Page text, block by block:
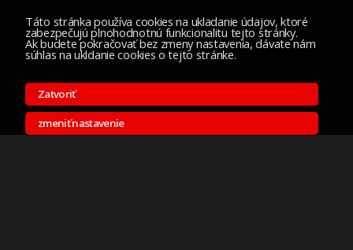
Táto stránka používa cookies na ukladanie údajov, ktoré
zabezpečujú plnohodnotnú funkcionalitu tejto stránky.
Ak budete pokračovať bez zmeny nastavenia, dávate nám
súhlas na ukldanie cookies o tejto stránke.
Zatvoriť
zmeniť nastavenie